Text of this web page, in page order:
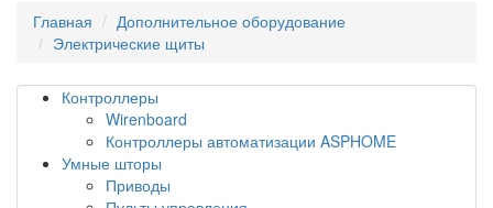
Главная
Дополнительное оборудование
Электрические щиты
Контроллеры
Wirenboard
Контроллеры автоматизации ASPHOME
Умные шторы
Приводы